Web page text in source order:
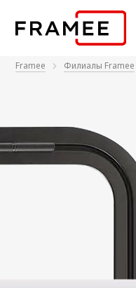
Framee Филиалы Framee